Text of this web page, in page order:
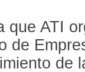
que ATI
de
de